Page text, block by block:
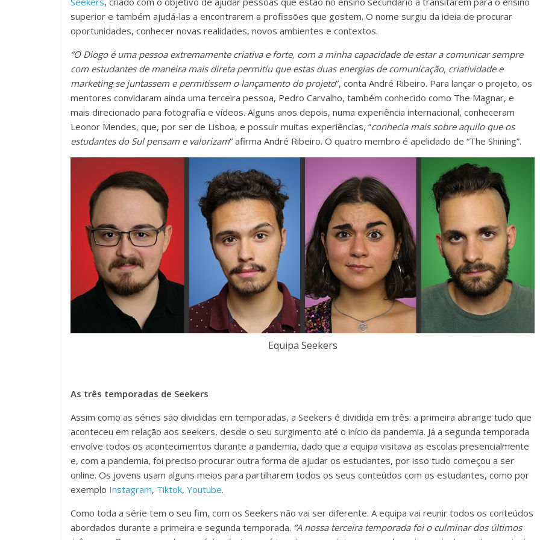
superior e também ajudá-las a encontrarem a profissões que gostem. O nome surgiu da ideia de procurar
oportunidades, conhecer novas realidades, novos ambientes e contextos.
“O Diogo é uma pessoa extremamente criativa e forte, com a minha capacidade de estar a comunicar sempre
com estudantes de maneira mais direta permitiu que estas duas energias de comunicação, criatividade e
marketing se juntassem e permitissem o lançamento do projeto”, conta André Ribeiro. Para lançar o projeto, os
mentores convidaram ainda uma terceira pessoa, Pedro Carvalho, também conhecido como The Magnar, e
mais direcionado para fotografia e vídeos. Alguns anos depois, numa experiência internacional, conheceram
Leonor Mendes, que, por ser de Lisboa, e possuir muitas experiências, “conhecia mais sobre aquilo que os
estudantes do Sul pensam e valorizam” afirma André Ribeiro. O quatro membro é apelidado de “The Shining”.
Equipa Seekers
As três temporadas de Seekers
Assim como as séries são divididas em temporadas, a Seekers é dividida em três: a primeira abrange tudo que
aconteceu em relação aos seekers, desde o seu surgimento até o início da pandemia. Já a segunda temporada
envolve todos os acontecimentos durante a pandemia, dado que a equipa visitava as escolas presencialmente
e, com a pandemia, foi preciso procurar outra forma de ajudar os estudantes, por isso tudo começou a ser
online. Os jovens usam alguns meios para partilharem todos os seus conteúdos com os estudantes, como por
exemplo Instagram, Tiktok, Youtube.
Como toda a série tem o seu fim, com os Seekers não vai ser diferente. A equipa vai reunir todos os conteúdos
abordados durante a primeira e segunda temporada. “A nossa terceira temporada foi o culminar dos últimos